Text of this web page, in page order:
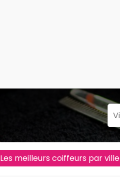
Les meilleurs coiffeurs par ville